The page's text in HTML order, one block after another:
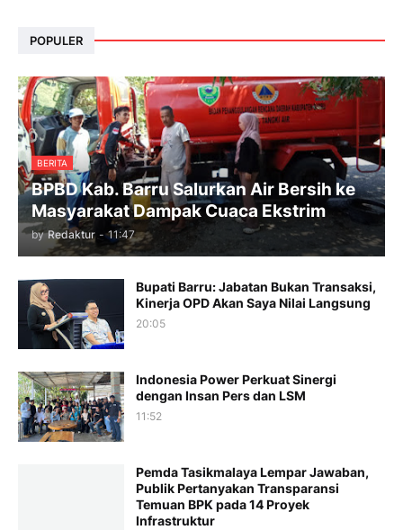
POPULER
BERITA
BPBD Kab. Barru Salurkan Air Bersih ke
Masyarakat Dampak Cuaca Ekstrim
by Redaktur - 11:47
Bupati Barru: Jabatan Bukan Transaksi,
Kinerja OPD Akan Saya Nilai Langsung
20:05
Indonesia Power Perkuat Sinergi
dengan Insan Pers dan LSM
11:52
Pemda Tasikmalaya Lempar Jawaban,
Publik Pertanyakan Transparansi
Temuan BPK pada 14 Proyek
Infrastruktur